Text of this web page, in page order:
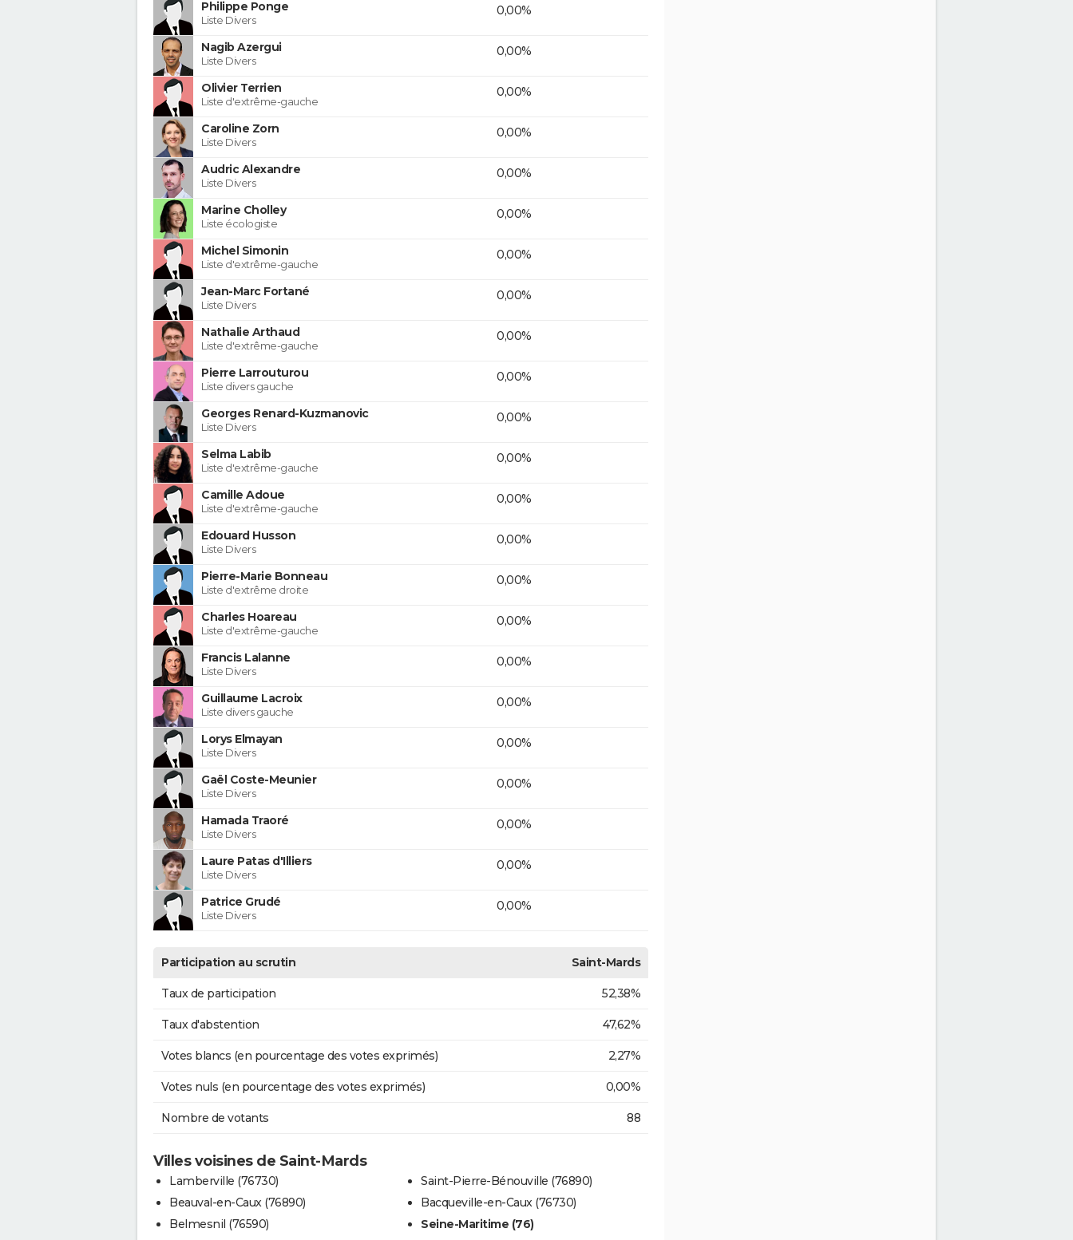
Philippe Ponge
Liste Divers
0,00%
Nagib Azergui
Liste Divers
0,00%
Olivier Terrien
Liste d'extrême-gauche
0,00%
Caroline Zorn
Liste Divers
0,00%
Audric Alexandre
Liste Divers
0,00%
Marine Cholley
Liste écologiste
0,00%
Michel Simonin
Liste d'extrême-gauche
0,00%
Jean-Marc Fortané
Liste Divers
0,00%
Nathalie Arthaud
Liste d'extrême-gauche
0,00%
Pierre Larrouturou
Liste divers gauche
0,00%
Georges Renard-Kuzmanovic
Liste Divers
0,00%
Selma Labib
Liste d'extrême-gauche
0,00%
Camille Adoue
Liste d'extrême-gauche
0,00%
Edouard Husson
Liste Divers
0,00%
Pierre-Marie Bonneau
Liste d'extrême droite
0,00%
Charles Hoareau
Liste d'extrême-gauche
0,00%
Francis Lalanne
Liste Divers
0,00%
Guillaume Lacroix
Liste divers gauche
0,00%
Lorys Elmayan
Liste Divers
0,00%
Gaël Coste-Meunier
Liste Divers
0,00%
Hamada Traoré
Liste Divers
0,00%
Laure Patas d'Illiers
Liste Divers
0,00%
Patrice Grudé
Liste Divers
0,00%
Participation au scrutin Saint-Mards
Taux de participation 52,38%
Taux d'abstention 47,62%
Votes blancs (en pourcentage des votes exprimés) 2,27%
Votes nuls (en pourcentage des votes exprimés) 0,00%
Nombre de votants 88
Villes voisines de Saint-Mards
Lamberville (76730)
Beauval-en-Caux (76890)
Belmesnil (76590)
Saint-Pierre-Bénouville (76890)
Bacqueville-en-Caux (76730)
Seine-Maritime (76)